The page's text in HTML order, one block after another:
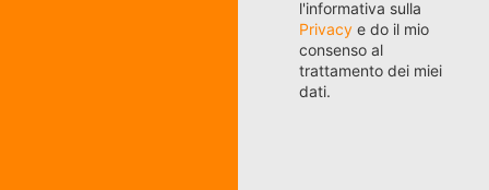
l'informativa sulla
Privacy e do il mio
consenso al
trattamento dei miei
dati.